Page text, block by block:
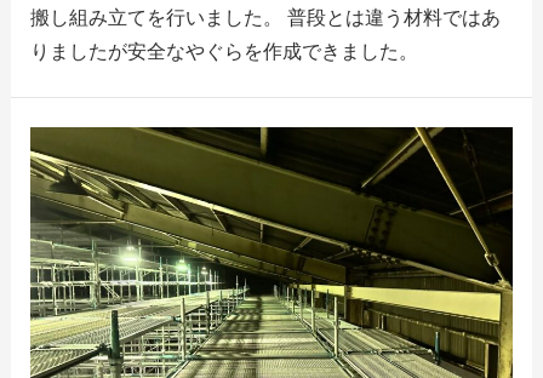
搬し組み立てを行いました。 普段とは違う材料ではあ
りましたが安全なやぐらを作成できました。